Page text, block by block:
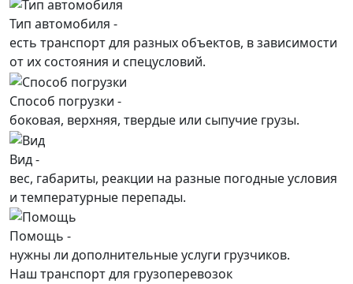
Тип автомобиля -
есть транспорт для разных объектов, в зависимости
от их состояния и спецусловий.
Способ погрузки -
боковая, верхняя, твердые или сыпучие грузы.
Вид -
вес, габариты, реакции на разные погодные условия
и температурные перепады.
Помощь -
нужны ли дополнительные услуги грузчиков.
Наш транспорт для грузоперевозок